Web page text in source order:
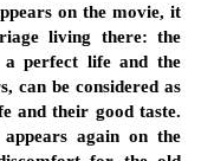
on the movie, it
living there: the
perfect life and the
can be considered as
and their good taste.
again on the